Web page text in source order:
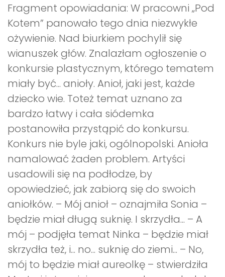
Fragment opowiadania: W pracowni „Pod
Kotem” panowało tego dnia niezwykłe
ożywienie. Nad biurkiem pochylił się
wianuszek głów. Znalazłam ogłoszenie o
konkursie plastycznym, którego tematem
miały być... anioły. Anioł, jaki jest, każde
dziecko wie. Toteż temat uznano za
bardzo łatwy i cała siódemka
postanowiła przystąpić do konkursu.
Konkurs nie byle jaki, ogólnopolski. Anioła
namalować żaden problem. Artyści
usadowili się na podłodze, by
opowiedzieć, jak zabiorą się do swoich
aniołków. – Mój anioł – oznajmiła Sonia –
będzie miał długą suknię. I skrzydła... – A
mój – podjęła temat Ninka – będzie miał
skrzydła też, i... no... suknię do ziemi... – No,
mój to będzie miał aureolkę – stwierdziła